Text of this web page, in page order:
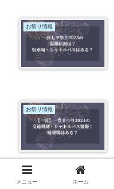
お祭り情報
お祭り情報
メニュー ホーム